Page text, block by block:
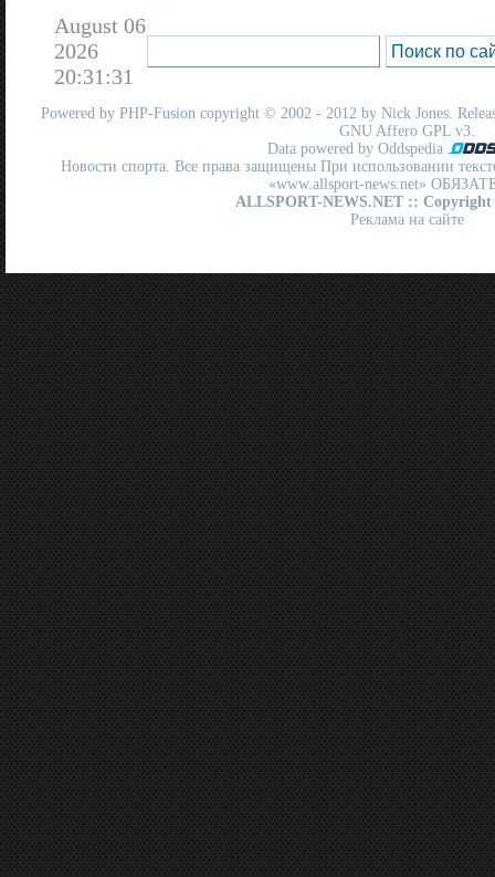
August 06
2026
20:31:31
Powered by PHP-Fusion copyright © 2002 - 2012 by Nick Jones.
GNU Affero GPL v3.
Data powered by Oddspedia
Новости спорта. Все права защищены При использовании
«www.allsport-news.net»
ALLSPORT-NEWS.NET :: Copyright
Реклама на сайте